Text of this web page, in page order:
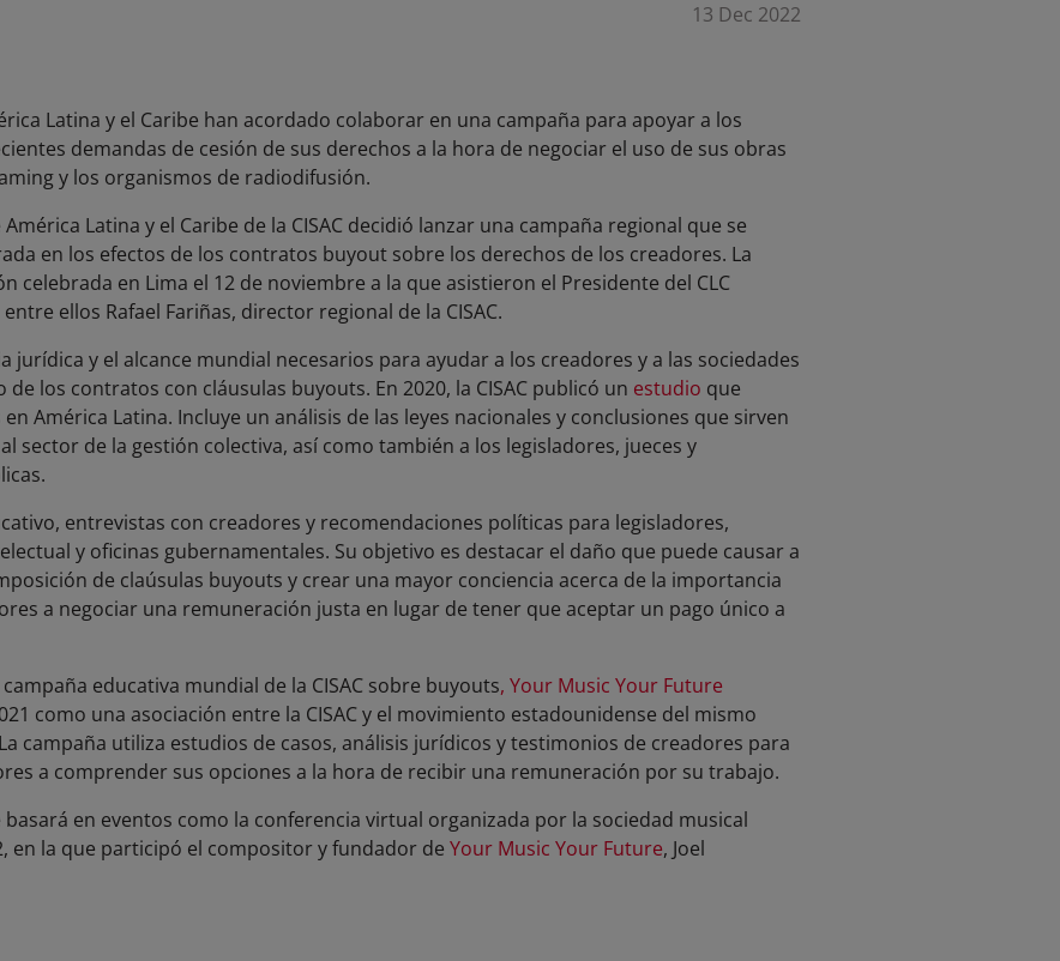
13 Dec 2022
Latina y el Caribe han acordado colaborar en una campaña para apoyar a los
demandas de cesión de sus derechos a la hora de negociar el uso de sus obras
y los organismos de radiodifusión.
Latina y el Caribe de la CISAC decidió lanzar una campaña regional que se
en los efectos de los contratos buyout sobre los derechos de los creadores. La
celebrada en Lima el 12 de noviembre a la que asistieron el Presidente del CLC
ellos Rafael Fariñas, director regional de la CISAC.
jurídica y el alcance mundial necesarios para ayudar a los creadores y a las sociedades
los contratos con cláusulas buyouts. En 2020, la CISAC publicó un estudio que
América Latina. Incluye un análisis de las leyes nacionales y conclusiones que sirven
sector de la gestión colectiva, así como también a los legisladores, jueces y
entrevistas con creadores y recomendaciones políticas para legisladores,
y oficinas gubernamentales. Su objetivo es destacar el daño que puede causar a
de claúsulas buyouts y crear una mayor conciencia acerca de la importancia
a negociar una remuneración justa en lugar de tener que aceptar un pago único a
educativa mundial de la CISAC sobre buyouts, Your Music Your Future
como una asociación entre la CISAC y el movimiento estadounidense del mismo
campaña utiliza estudios de casos, análisis jurídicos y testimonios de creadores para
a comprender sus opciones a la hora de recibir una remuneración por su trabajo.
basará en eventos como la conferencia virtual organizada por la sociedad musical
en la que participó el compositor y fundador de Your Music Your Future, Joel